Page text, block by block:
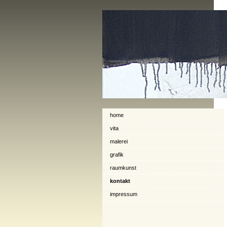
home
vita
malerei
grafik
raumkunst
kontakt
impressum